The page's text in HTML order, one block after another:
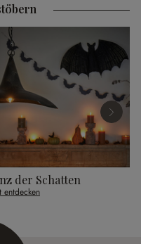
der Schatten
entdecken